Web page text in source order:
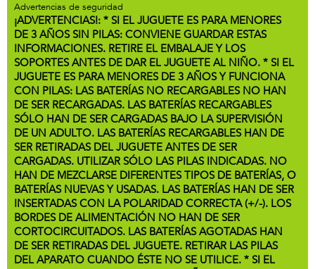
Advertencias de seguridad
¡ADVERTENCIAS!: * SI EL JUGUETE ES PARA MENORES
DE 3 AÑOS SIN PILAS: CONVIENE GUARDAR ESTAS
INFORMACIONES. RETIRE EL EMBALAJE Y LOS
SOPORTES ANTES DE DAR EL JUGUETE AL NIÑO. * SI EL
JUGUETE ES PARA MENORES DE 3 AÑOS Y FUNCIONA
CON PILAS: LAS BATERÍAS NO RECARGABLES NO HAN
DE SER RECARGADAS. LAS BATERÍAS RECARGABLES
SÓLO HAN DE SER CARGADAS BAJO LA SUPERVISIÓN
DE UN ADULTO. LAS BATERÍAS RECARGABLES HAN DE
SER RETIRADAS DEL JUGUETE ANTES DE SER
CARGADAS. UTILIZAR SÓLO LAS PILAS INDICADAS. NO
HAN DE MEZCLARSE DIFERENTES TIPOS DE BATERÍAS, O
BATERÍAS NUEVAS Y USADAS. LAS BATERÍAS HAN DE SER
INSERTADAS CON LA POLARIDAD CORRECTA (+/-). LOS
BORDES DE ALIMENTACIÓN NO HAN DE SER
CORTOCIRCUITADOS. LAS BATERÍAS AGOTADAS HAN
DE SER RETIRADAS DEL JUGUETE. RETIRAR LAS PILAS
DEL APARATO CUANDO ÉSTE NO SE UTILICE. * SI EL